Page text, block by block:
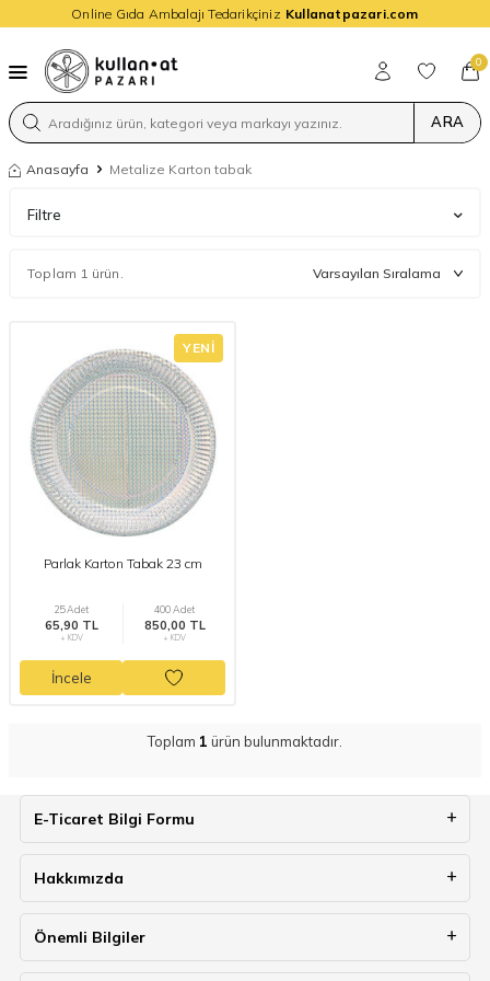
Online Gıda Ambalajı Tedarikçiniz Kullanatpazari.com
ARA
0
Anasayfa Metalize Karton tabak
Filtre
Toplam 1 ürün.
YENI
Parlak Karton Tabak 23 cm
25 Adet
65,90 TL
+ KDV
400 Adet
850,00 TL
+ KDV
İncele
Toplam 1 ürün bulunmaktadır.
E-Ticaret Bilgi Formu
Hakkımızda
Önemli Bilgiler